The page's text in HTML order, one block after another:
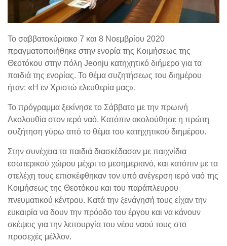
Το σαββατοκύριακο 7 και 8 Νοεμβρίου 2020
πραγματοποιήθηκε στην ενορία της Κοιμήσεως της
Θεοτόκου στην πόλη Jeonju κατηχητικό διήμερο για τα
παιδιά της ενορίας. Το θέμα συζητήσεως του διημέρου
ήταν: «Η εν Χριστώ ελευθερία μας».
Το πρόγραμμα ξεκίνησε το Σάββατο με την πρωινή
Ακολουθία στον ιερό ναό. Κατόπιν ακολούθησε η πρώτη
συζήτηση γύρω από το θέμα του κατηχητικού διημέρου.
Στην συνέχεια τα παιδιά διασκέδασαν με παιχνίδια
εσωτερικού χώρου μέχρι το μεσημεριανό, και κατόπιν με τα
στελέχη τους επισκέφθηκαν τον υπό ανέγερση ιερό ναό της
Κοιμήσεως της Θεοτόκου και του παράπλευρου
πνευματικού κέντρου. Κατά την ξενάγησή τους είχαν την
ευκαιρία να δουν την πρόοδο του έργου και να κάνουν
σκέψεις για την λειτουργία του νέου ναού τους στο
προσεχές μέλλον.